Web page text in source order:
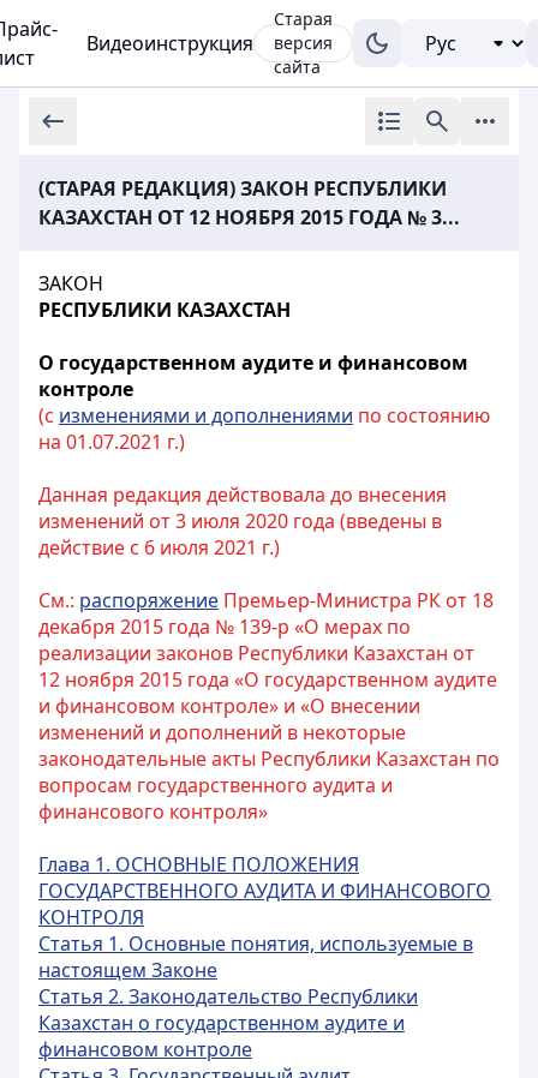
Видеоинструкция
Старая
версия
сайта
(СТАРАЯ РЕДАКЦИЯ) ЗАКОН РЕСПУБЛИКИ
КАЗАХСТАН ОТ 12 НОЯБРЯ 2015 ГОДА № 3...
ЗАКОН
РЕСПУБЛИКИ КАЗАХСТАН
О государственном аудите и финансовом
контроле
(с изменениями и дополнениями по состоянию
на 01.07.2021 г.)
Данная редакция действовала до внесения
изменений от 3 июля 2020 года (введены в
действие с 6 июля 2021 г.)
См.: распоряжение Премьер-Министра РК от 18
декабря 2015 года № 139-р «О мерах по
реализации законов Республики Казахстан от
12 ноября 2015 года «О государственном аудите
и финансовом контроле» и «О внесении
изменений и дополнений в некоторые
законодательные акты Республики Казахстан по
вопросам государственного аудита и
финансового контроля»
Глава 1. ОСНОВНЫЕ ПОЛОЖЕНИЯ
ГОСУДАРСТВЕННОГО АУДИТА И ФИНАНСОВОГО
КОНТРОЛЯ
Статья 1. Основные понятия, используемые в
настоящем Законе
Статья 2. Законодательство Республики
Казахстан о государственном аудите и
финансовом контроле